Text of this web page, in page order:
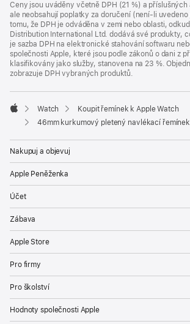
Ceny jsou uváděny včetně DPH (21 %) a
ale neobsahují poplatky za doručení (není-li
tomu, že DPH je odváděna v zemi nebo oblasti,
Distribution International Ltd. dodává své produkty,
je sazba DPH na elektronické stahování softwaru
společnosti Apple, které jsou podle zákonů o dani z
klasifikovány jako služby, stanovena na 23 %.
zobrazuje DPH vybraných produktů.
Apple
Watch
Koupit řemínek k Apple Watch
46mm kurkumový pletený navlékací
Nakupuj a objevuj
Apple Peněženka
Účet
Zábava
Apple Store
Pro firmy
Pro školství
Hodnoty společnosti Apple